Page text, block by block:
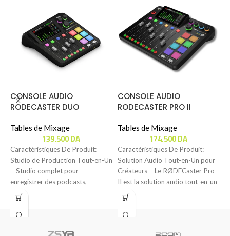
CONSOLE AUDIO
RODECASTER DUO
Tables de Mixage
139.500DA
Caractéristiques De Produit:
Studio de Production Tout-en-Un
– Studio complet pour
enregistrer des podcasts,
produire de la musique, streamer
CONSOLE AUDIO
RODECASTER PRO II
Tables de Mixage
174.500DA
Caractéristiques De Produit:
Solution Audio Tout-en-Un pour
Créateurs – Le RØDECaster Pro
II est la solution audio tout-en-un
la plus